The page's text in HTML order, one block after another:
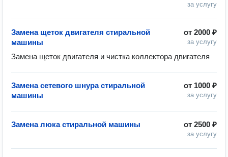
за услугу
от 2000 ₽
за услугу
Замена щеток двигателя стиральной
машины
Замена щеток двигателя и чистка коллектора двигателя
от 1000 ₽
за услугу
Замена сетевого шнура стиральной
машины
от 2500 ₽
за услугу
Замена люка стиральной машины